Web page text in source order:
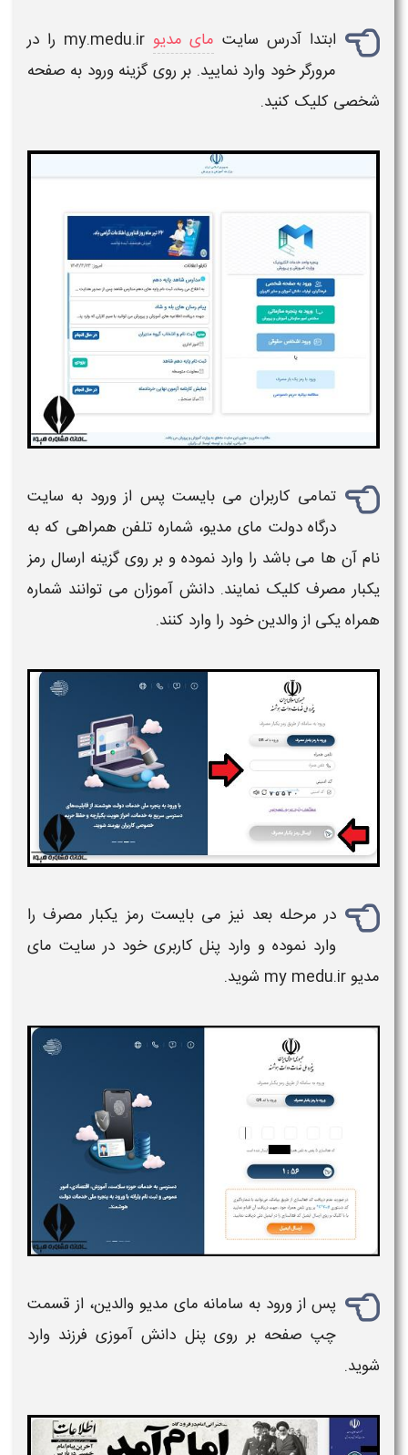
ابتدا آدرس سایت مای مدیو
my.medu.ir را در
مرورگر خود وارد نمایید. بر روی گزینه ورود به صفحه
شخصی کلیک کنید.
تمامی کاربران می بایست پس از ورود به سایت
درگاه دولت مای مدیو، شماره تلفن همراهی که به
نام آن ها می باشد را وارد نموده و بر روی گزینه ارسال رمز
یکبار مصرف کلیک نمایند. دانش آموزان می توانند شماره
همراه یکی از والدین خود را وارد کنند.
در مرحله بعد نیز می بایست رمز یکبار مصرف را
وارد نموده و وارد پنل کاربری خود در سایت مای
مدیو my medu.ir
شوید.
پس از ورود به سامانه مای مدیو والدین، از قسمت
چپ صفحه بر روی پنل دانش آموزی فرزند وارد
شوید.